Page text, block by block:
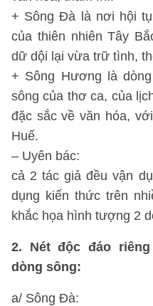
+ Sông Đà là nơi hội
của thiên nhiên Tây
dữ dội lại vừa trữ tình,
+ Sông Hương là
sông của thơ ca, của
đặc sắc về văn hóa,
Huế.
– Uyên bác:
cả 2 tác giả đều vận
dụng kiến thức trên
khắc họa hình tượng 2
2. Nét độc đáo
dòng sông:
a/ Sông Đà: